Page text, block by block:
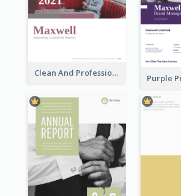
Clean And Professional Business Report Design Ideas